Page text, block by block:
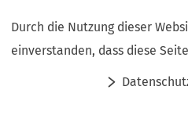
Durch die Nutzung dieser
einverstanden, dass diese
Inhalt anspringen